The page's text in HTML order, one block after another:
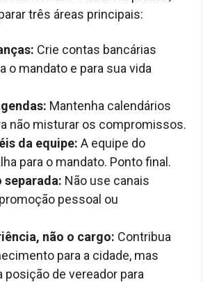
três áreas principais:
Crie contas bancárias
o mandato e para sua vida
Mantenha calendários
não misturar os compromissos.
da equipe: A equipe do
para o mandato. Ponto final.
separada: Não use canais
pessoal ou
não o cargo: Contribua
para a cidade, mas
posição de vereador para